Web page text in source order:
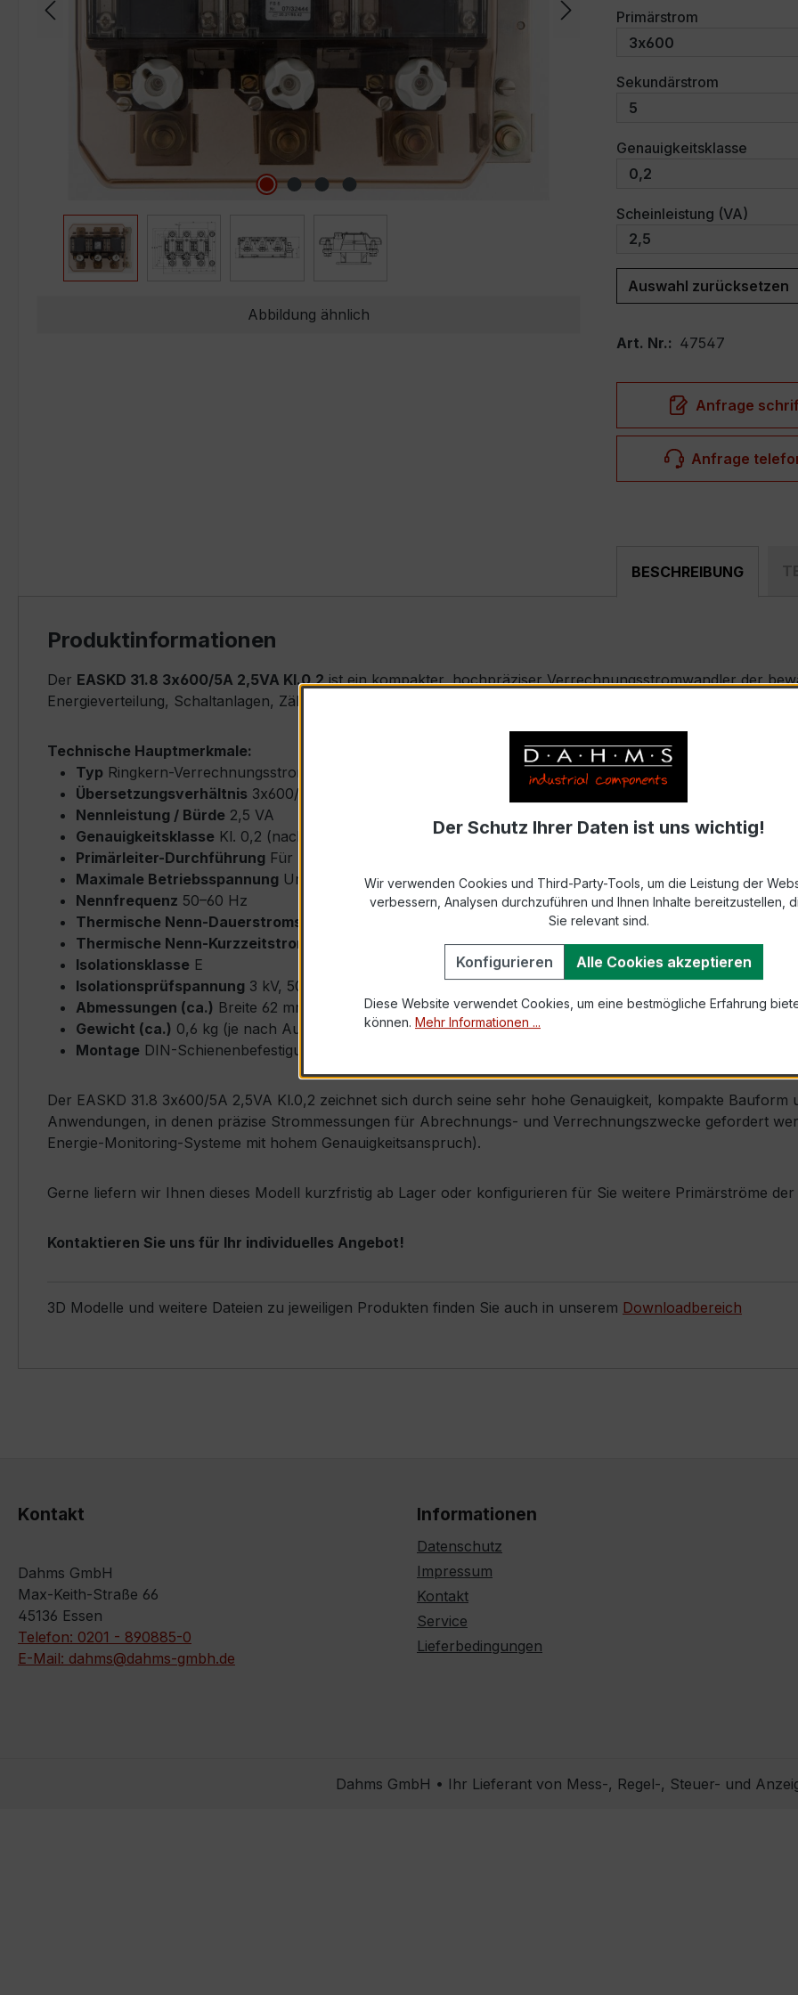
Abbildung ähnlich
Primärstrom
Sekundärstrom
Genauigkeitsklasse
Scheinleistung (VA)
Auswahl zurücksetzen
Art. Nr.: 47547
Anfrage
Anfrage
BESCHREIBUNG
Produktinformationen
Der EASKD 31.8 3x600/5A 2,5VA Kl.0,2ist ein kompakter, hochpräziser Verrechnungsstromwandler der
Energieverteilung, Schaltanlagen, Zählerfeldern und industriellen Mess- und Überwachungssystemen
Technische Hauptmerkmale:
Typ Ringkern-Verrechnungsstromwandler – EASKD 31.8
Übersetzungsverhältnis 3x600/5 A (Primärnennstrom 600 A pro Phase, Sekundärnennstrom 5 A)
Nennleistung / Bürde 2,5 VA
Genauigkeitsklasse Kl. 0,2 (nach IEC/EN 61869-2 bzw. DIN EN 61869-2)
Primärleiter-Durchführung Für Rundleiter bis max. Ø 31 mm (Kabeldurchführung)
Maximale Betriebsspannung Um ≤ 0,72 kV
Nennfrequenz 50–60 Hz
Thermische Nenn-Dauerstromstärke
Icth = 1,0 × Ipr (Dauerstrom 1 × Primärnennstrom)
Thermische Nenn-Kurzzeitstromstärke
Ith = 120 × Ipr, 1 s
Isolationsklasse E
Isolationsprüfspannung 3 kV, 50 Hz, 1 min
Abmessungen (ca.) Breite 62 mm × Höhe 92 mm × Tiefe 52 mm
Gewicht (ca.) 0,6 kg (je nach Ausführung)
Montage DIN-Schienenbefestigung möglich, inkl. Isolierschutzkappe
Der EASKD 31.8 3x600/5A 2,5VA Kl.0,2 zeichnet sich durch seine sehr hohe Genauigkeit, kompakte Bauform
Anwendungen, in denen präzise Strommessungen für Abrechnungs- und Verrechnungszwecke gefordert
Energie-Monitoring-Systeme mit hohem Genauigkeitsanspruch).
Gerne liefern wir Ihnen dieses Modell kurzfristig ab Lager oder konfigurieren für Sie weitere Primärströme der
Kontaktieren Sie uns für Ihr individuelles Angebot!
3D Modelle und weitere Dateien zu jeweiligen Produkten finden Sie auch in unserem Downloadbereich
Kontakt
Dahms GmbH
Max-Keith-Straße 66
45136 Essen
Telefon: 0201 - 890885-0
E-Mail: dahms@dahms-gmbh.de
Informationen
Datenschutz
Impressum
Kontakt
Service
Lieferbedingungen
Dahms GmbH • Ihr Lieferant von Mess-, Regel-, Steuer- und
Der Schutz Ihrer Daten ist uns wichtig!
Wir verwenden Cookies und Third-Party-Tools, um die Leistung der
verbessern, Analysen durchzuführen und Ihnen Inhalte bereitzustellen,
Sie relevant sind.
Konfigurieren Alle Cookies akzeptieren
Diese Website verwendet Cookies, um eine bestmögliche Erfahrung
können. Mehr Informationen ...